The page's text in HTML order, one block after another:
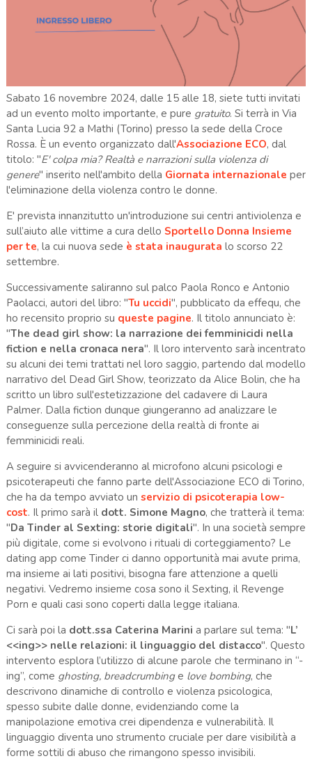
Sabato 16 novembre 2024, dalle 15 alle 18, siete tutti invitati
ad un evento molto importante, e pure gratuito. Si terrà in Via
Santa Lucia 92 a Mathi (Torino) presso la sede della Croce
Rossa. È un evento organizzato dall'Associazione ECO, dal
titolo: "E' colpa mia? Realtà e narrazioni sulla violenza di
genere" inserito nell'ambito della Giornata internazionale per
l'eliminazione della violenza contro le donne.
E' prevista innanzitutto un'introduzione sui centri antiviolenza e
sull’aiuto alle vittime a cura dello Sportello Donna Insieme
per te, la cui nuova sede è stata inaugurata lo scorso 22
settembre.
Successivamente saliranno sul palco Paola Ronco e Antonio
Paolacci, autori del libro: "Tu uccidi", pubblicato da effequ, che
ho recensito proprio su queste pagine. Il titolo annunciato è:
"The dead girl show: la narrazione dei femminicidi nella
fiction e nella cronaca nera". Il loro intervento sarà incentrato
su alcuni dei temi trattati nel loro saggio, partendo dal modello
narrativo del Dead Girl Show, teorizzato da Alice Bolin, che ha
scritto un libro sull'estetizzazione del cadavere di Laura
Palmer. Dalla fiction dunque giungeranno ad analizzare le
conseguenze sulla percezione della realtà di fronte ai
femminicidi reali.
A seguire si avvicenderanno al microfono alcuni psicologi e
psicoterapeuti che fanno parte dell'Associazione ECO di Torino,
che ha da tempo avviato un servizio di psicoterapia low-
cost. Il primo sarà il dott. Simone Magno, che tratterà il tema:
"Da Tinder al Sexting: storie digitali". In una società sempre
più digitale, come si evolvono i rituali di corteggiamento? Le
dating app come Tinder ci danno opportunità mai avute prima,
ma insieme ai lati positivi, bisogna fare attenzione a quelli
negativi. Vedremo insieme cosa sono il Sexting, il Revenge
Porn e quali casi sono coperti dalla legge italiana.
Ci sarà poi la dott.ssa Caterina Marini a parlare sul tema: "L’
<<ing>> nelle relazioni: il linguaggio del distacco". Questo
intervento esplora l’utilizzo di alcune parole che terminano in “-
ing”, come ghosting, breadcrumbinge love bombing, che
descrivono dinamiche di controllo e violenza psicologica,
spesso subite dalle donne, evidenziando come la
manipolazione emotiva crei dipendenza e vulnerabilità. Il
linguaggio diventa uno strumento cruciale per dare visibilità a
forme sottili di abuso che rimangono spesso invisibili.